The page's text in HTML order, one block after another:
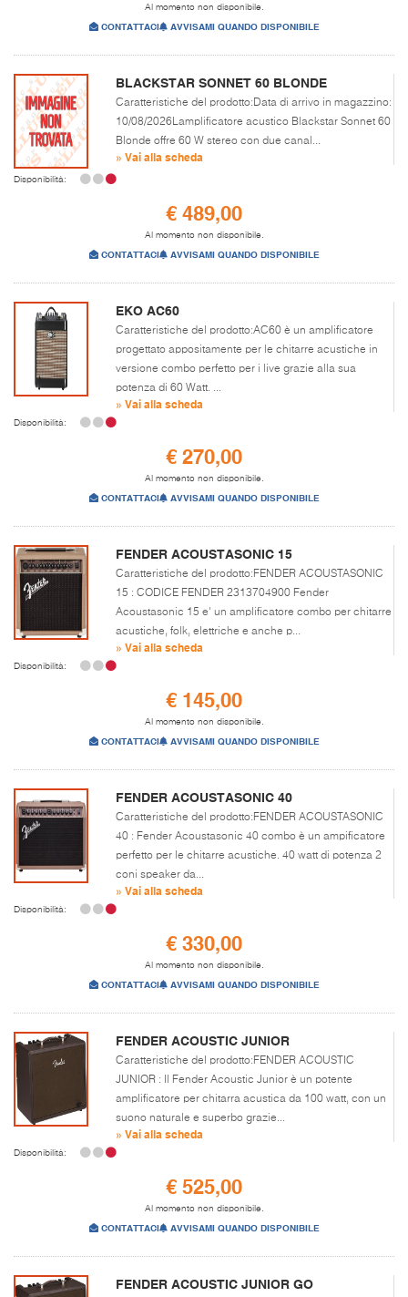
Al momento non disponibile.
CONTATTACI AVVISAMI QUANDO DISPONIBILE
BLACKSTAR SONNET 60 BLONDE
Caratteristiche del prodotto:Data di arrivo in magazzino:
10/08/2026Lamplificatore acustico Blackstar Sonnet 60
Blonde offre 60 W stereo con due canal...
» Vai alla scheda
Disponibilità:
€ 489,00
Al momento non disponibile.
CONTATTACI AVVISAMI QUANDO DISPONIBILE
EKO AC60
Caratteristiche del prodotto:AC60 è un amplificatore
progettato appositamente per le chitarre acustiche in
versione combo perfetto per i live grazie alla sua
potenza di 60 Watt. ...
» Vai alla scheda
Disponibilità:
€ 270,00
Al momento non disponibile.
CONTATTACI AVVISAMI QUANDO DISPONIBILE
FENDER ACOUSTASONIC 15
Caratteristiche del prodotto:FENDER ACOUSTASONIC
15 : CODICE FENDER 2313704900 Fender
Acoustasonic 15 e' un amplificatore combo per chitarre
acustiche, folk, elettriche e anche p...
» Vai alla scheda
Disponibilità:
€ 145,00
Al momento non disponibile.
CONTATTACI AVVISAMI QUANDO DISPONIBILE
FENDER ACOUSTASONIC 40
Caratteristiche del prodotto:FENDER ACOUSTASONIC
40 : Fender Acoustasonic 40 combo è un ampificatore
perfetto per le chitarre acustiche. 40 watt di potenza 2
coni speaker da...
» Vai alla scheda
Disponibilità:
€ 330,00
Al momento non disponibile.
CONTATTACI AVVISAMI QUANDO DISPONIBILE
FENDER ACOUSTIC JUNIOR
Caratteristiche del prodotto:FENDER ACOUSTIC
JUNIOR : Il Fender Acoustic Junior è un potente
amplificatore per chitarra acustica da 100 watt, con un
suono naturale e superbo grazie...
» Vai alla scheda
Disponibilità:
€ 525,00
Al momento non disponibile.
CONTATTACI AVVISAMI QUANDO DISPONIBILE
FENDER ACOUSTIC JUNIOR GO